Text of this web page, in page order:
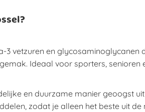
vetzuren en
Ideaal voor sporters,
en duurzame manier geoogst
zodat je alleen het beste uit de